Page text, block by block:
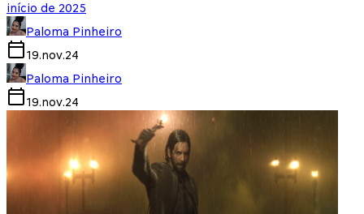
início de 2025
Paloma Pinheiro
19.nov.24
Paloma Pinheiro
19.nov.24